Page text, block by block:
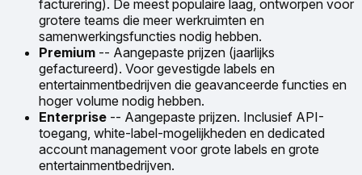
facturering). De meest populaire laag, ontworpen voor
grotere teams die meer werkruimten en
samenwerkingsfuncties nodig hebben.
Premium -- Aangepaste prijzen (jaarlijks
gefactureerd). Voor gevestigde labels en
entertainmentbedrijven die geavanceerde functies en
hoger volume nodig hebben.
Enterprise -- Aangepaste prijzen. Inclusief API-
toegang, white-label-mogelijkheden en dedicated
account management voor grote labels en grote
entertainmentbedrijven.